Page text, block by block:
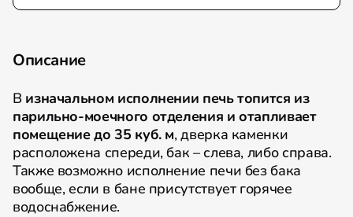
Описание
В изначальном исполнении печь топится из
парильно-моечного отделения и отапливает
помещение до 35 куб. м, дверка каменки
расположена спереди, бак – слева, либо справа.
Также возможно исполнение печи без бака
вообще, если в бане присутствует горячее
водоснабжение.